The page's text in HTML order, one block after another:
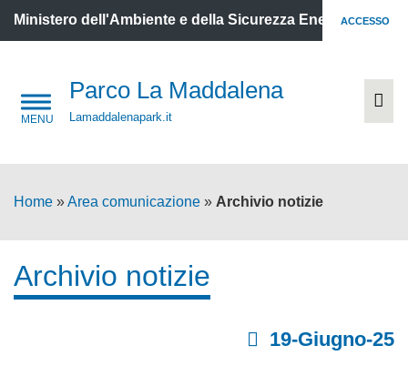
Ministero dell'Ambiente e della Sicurezza Energetica
ACCESSO
Parco La Maddalena
Lamaddalenapark.it
Home »Area comunicazione » Archivio notizie
Archivio notizie
19-Giugno-25